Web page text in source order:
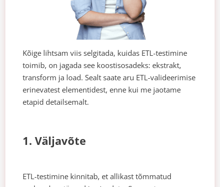
Kõige lihtsam viis selgitada, kuidas ETL-testimine
toimib, on jagada see koostisosadeks: ekstrakt,
transform ja load. Sealt saate aru ETL-valideerimise
erinevatest elementidest, enne kui me jaotame
etapid detailsemalt.
1. Väljavõte
ETL-testimine kinnitab, et allikast tõmmatud